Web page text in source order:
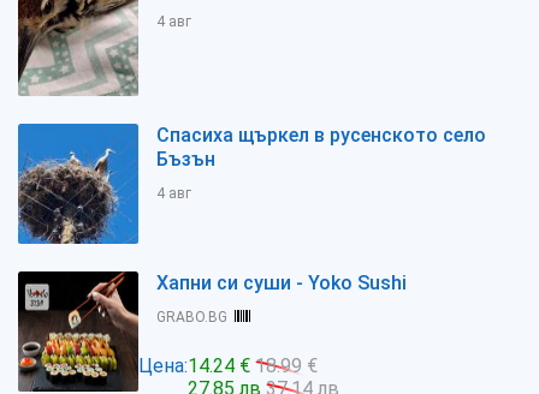
4 авг
Спасиха щъркел в русенското село
Бъзън
4 авг
Хапни си суши - Yoko Sushi
GRABO.BG
Цена:14.24 € 18.99 €
27.85 лв 37.14 лв